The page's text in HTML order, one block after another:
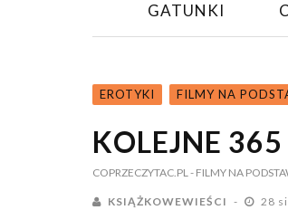
GATUNKI
EROTYKI FILMY NA
KOLEJNE
COPRZECZYTAC.PL- FILMY NA
KSIĄŻKOWEWIEŚCI 28